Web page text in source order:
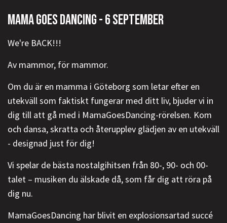
MAMA GOES DANCING - 6 SEPTEMBER
We're BACK!!!
Av mammor, för mammor.
Om du är en mamma i Göteborg som letar efter en
utekväll som faktiskt fungerar med ditt liv, bjuder vi in
dig till att gå med i MamaGoesDancing-rörelsen. Kom
och dansa, skratta och återupplev glädjen av en utekväll
- designad just för dig!
Vi spelar de bästa nostalgihitsen från 80-, 90- och 00-
talet – musiken du älskade då, som får dig att röra på
dig nu.
MamaGoesDancing har blivit en explosionsartad succé